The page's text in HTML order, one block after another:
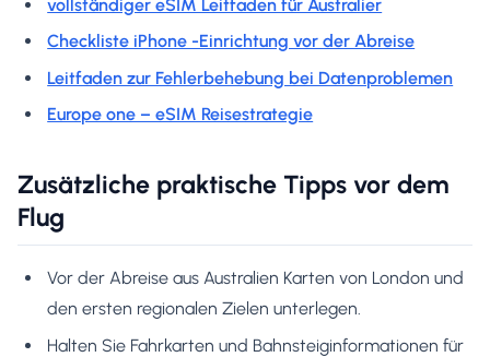
vollständiger eSIM Leitfaden für Australier
Checkliste iPhone -Einrichtung vor der Abreise
Leitfaden zur Fehlerbehebung bei Datenproblemen
Europe one – eSIM Reisestrategie
Zusätzliche praktische Tipps vor dem
Flug
Vor der Abreise aus Australien Karten von London und
den ersten regionalen Zielen unterlegen.
Halten Sie Fahrkarten und Bahnsteiginformationen für